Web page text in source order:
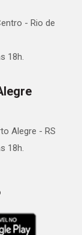
- Rio de
18h.
Alegre - RS
18h.